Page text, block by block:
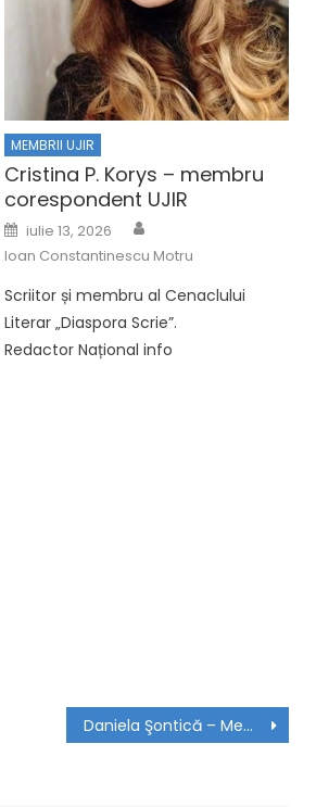
MEMBRII UJIR
Cristina P. Korys – membru
corespondent UJIR
Posted on
iulie 13, 2026
Ioan Constantinescu Motru
Scriitor și membru al Cenaclului
Literar „Diaspora Scrie”.
Redactor Național info
Daniela Şontică – Membru de Onoare UJIR